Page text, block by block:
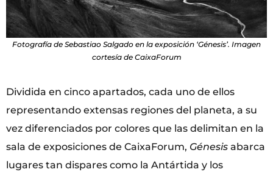
Fotografía de Sebastiao Salgado en la exposición ‘Génesis’. Imagen
cortesía de CaixaForum
Dividida en cinco apartados, cada uno de ellos
representando extensas regiones del planeta, a su
vez diferenciados por colores que las delimitan en la
sala de exposiciones de CaixaForum, Génesis abarca
lugares tan dispares como la Antártida y los